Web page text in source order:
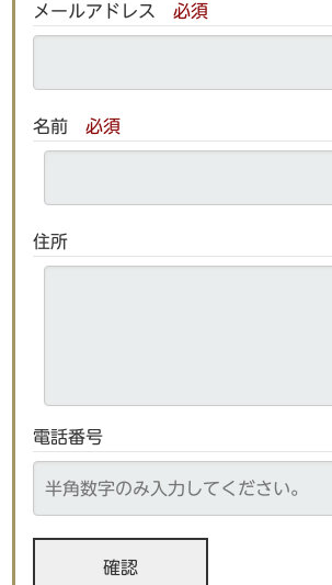
メールアドレス 必須
名前 必須
住所
電話番号